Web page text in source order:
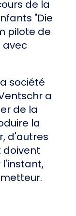
de la
"Die
pilote de
avec
société
a
de la
la
d'autres
doivent
l'instant,